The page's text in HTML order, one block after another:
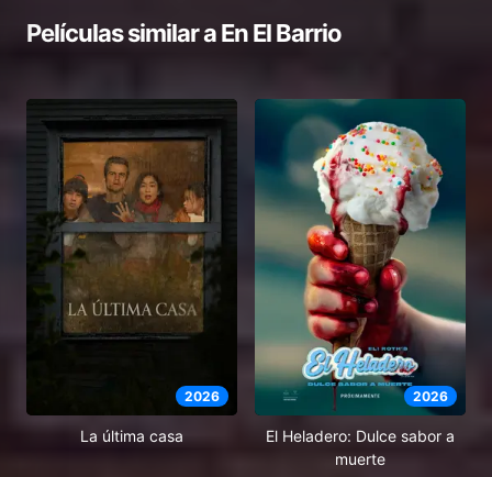
Películas similar aEn El Barrio
2026
La última casa
2026
El Heladero: Dulce sabor a
muerte